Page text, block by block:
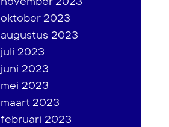
oktober 2023
augustus 2023
juli 2023
juni 2023
mei 2023
maart 2023
februari 2023